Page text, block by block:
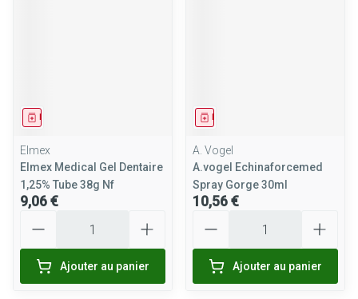
Elmex
Elmex Medical Gel Dentaire
1,25% Tube 38g Nf
9,06 €
Ajouter au panier
A. Vogel
A.vogel Echinaforcemed
Spray Gorge 30ml
10,56 €
Ajouter au panier